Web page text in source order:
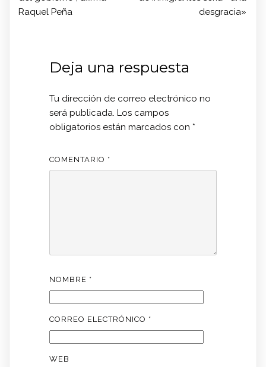
Raquel Peña
desgracia»
Deja una respuesta
Tu dirección de correo electrónico no
será publicada. Los campos
obligatorios están marcados con *
COMENTARIO *
NOMBRE *
CORREO ELECTRÓNICO *
WEB